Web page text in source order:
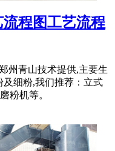
程图工艺流程
州青山技术提供,主要生
及细粉,我们推荐：立式
粉机等。